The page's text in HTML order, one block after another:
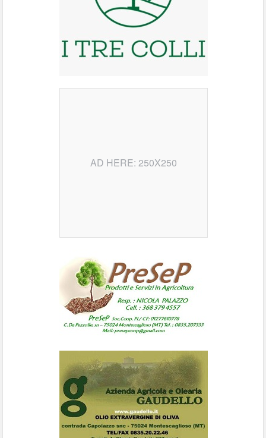
AD HERE: 250X250